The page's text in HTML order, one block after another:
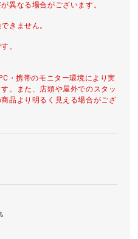
異なる場合がございます。
きません。
。
・携帯のモニター環境により実
。また、店頭や屋外でのスタッ
品より明るく見える場合がござ